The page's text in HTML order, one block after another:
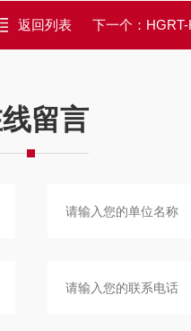
返回列表 下一个： HGRT-HR-
留言